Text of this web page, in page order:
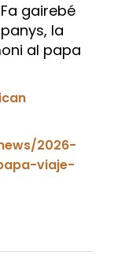
gairebé
la
al papa
2026-
viaje-